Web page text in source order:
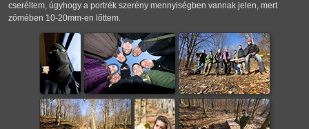
cseréltem, úgyhogy a portrék szerény mennyiségben vannak jelen, mert
zömében 10-20mm-en lőttem.